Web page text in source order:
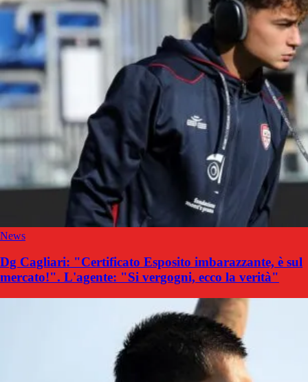
News
Dg Cagliari: "Certificato Esposito imbarazzante, è sul
mercato!". L'agente: "Si vergogni, ecco la verità"